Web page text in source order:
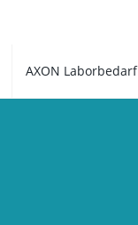
AXON Laborbedarf